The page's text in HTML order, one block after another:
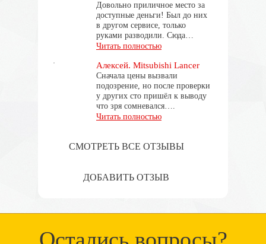
Довольно приличное место за
доступные деньги! Был до них
в другом сервисе, только
руками разводили. Сюда…
Читать полностью
Алексей. Mitsubishi Lancer
Сначала цены вызвали
подозрение, но после проверки
у других сто пришёл к выводу
что зря сомневался….
Читать полностью
СМОТРЕТЬ ВСЕ ОТЗЫВЫ
ДОБАВИТЬ ОТЗЫВ